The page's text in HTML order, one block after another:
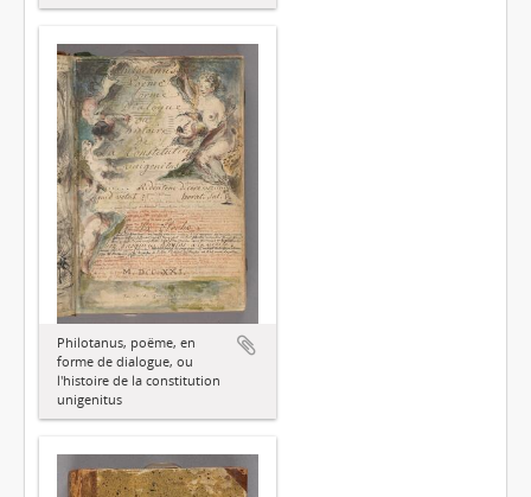
Philotanus, poëme, en
forme de dialogue, ou
l'histoire de la constitution
unigenitus